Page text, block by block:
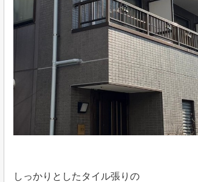
しっかりとしたタイル張りの